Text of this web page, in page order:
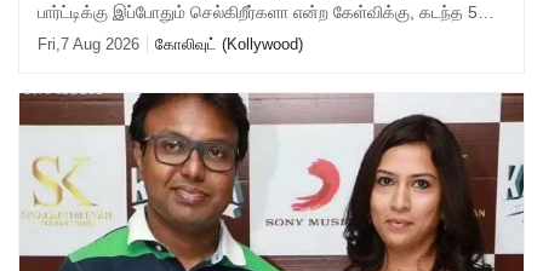
பார்ட்டிக்கு இப்போதும் செல்கிறீர்களா என்ற கேள்விக்கு, கடந்த 5
வருஷமா நான் எந்த பார்ட்டிக்கும் போகுறது
Fri,7 Aug 2026 கோலிவுட் (Kollywood)